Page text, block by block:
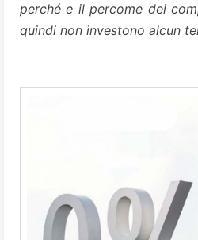
perché e il percome dei
quindi non investono alcun